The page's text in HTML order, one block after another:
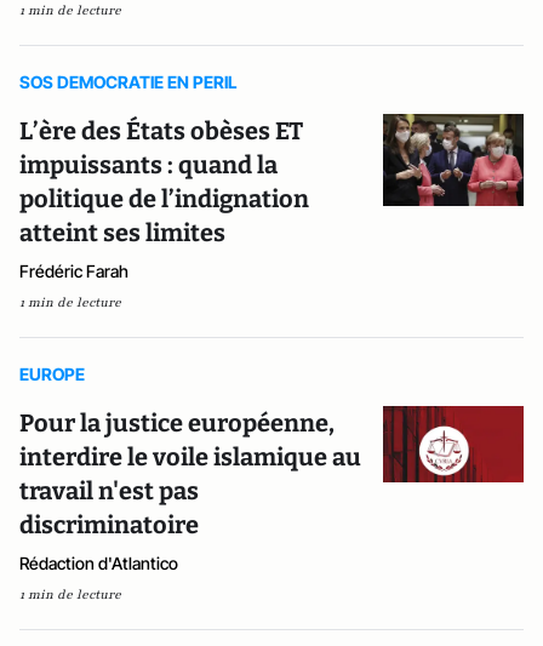
1 min de lecture
SOS DEMOCRATIE EN PERIL
L’ère des États obèses ET
impuissants : quand la
politique de l’indignation
atteint ses limites
Frédéric Farah
1 min de lecture
EUROPE
Pour la justice européenne,
interdire le voile islamique au
travail n'est pas
discriminatoire
Rédaction d'Atlantico
1 min de lecture